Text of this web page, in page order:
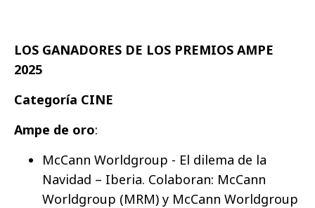
LOS GANADORES DE LOS PREMIOS AMPE
2025
Categoría CINE
Ampe de oro:
McCann Worldgroup - El dilema de la
Navidad – Iberia. Colaboran: McCann
Worldgroup (MRM) y McCann Worldgroup